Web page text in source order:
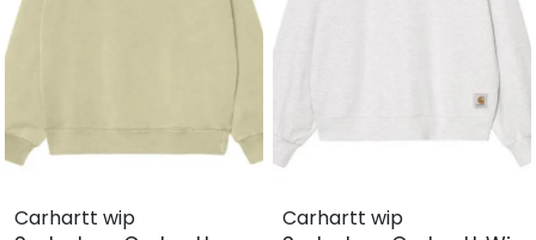
Carhartt wip Carhartt wip